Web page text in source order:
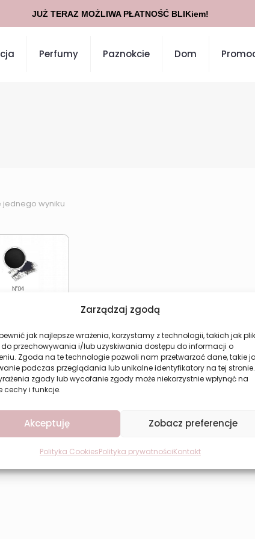
Zarządzaj zgodą
jak najlepsze wrażenia, korzystamy z technologii, takich jak
do przechowywania i/lub uzyskiwania dostępu do informacji o
Zgoda na te technologie pozwoli nam przetwarzać dane, takie
podczas przeglądania lub unikalne identyfikatory na tej stronie.
zgody lub wycofanie zgody może niekorzystnie wpłynąć na
cechy i funkcje.
Akceptuję Zobacz preferencje
Polityka CookiesPolityka prywatnościKontakt
Perfumy Paznokcie Dom
jednego wyniku
grafitowa
pędzelkiem i
zł
koszyka
JUŻ TERAZ MOŻLIWA PŁATNOŚĆ BLIKiem!